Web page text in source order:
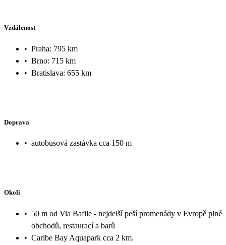
Vzdálenost
• Praha: 795 km
• Brno: 715 km
• Bratislava: 655 km
Doprava
• autobusová zastávka cca 150 m
Okolí
• 50 m od Via Bafile - nejdelší peší promenády v Evropě plné
obchodů, restaurací a barů
• Caribe Bay Aquapark cca 2 km.